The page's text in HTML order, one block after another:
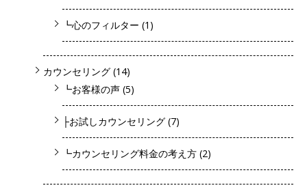
┗心のフィルター (1)
カウンセリング (14)
┗お客様の声 (5)
├お試しカウンセリング (7)
┗カウンセリング料金の考え方 (2)